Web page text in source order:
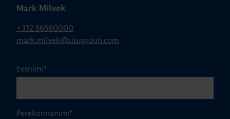
Mark Milvek
+372 56560000
mark.milvek@utugroup.com
Eesnimi*
Perekonnanimi*